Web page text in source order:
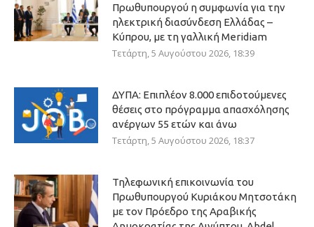
Πρωθυπουργού η συμφωνία για την
ηλεκτρική διασύνδεση Ελλάδας –
Κύπρου, με τη γαλλική Meridiam
Τετάρτη, 5 Αυγούστου 2026, 18:39
ΔΥΠΑ: Επιπλέον 8.000 επιδοτούμενες
θέσεις στο πρόγραμμα απασχόλησης
ανέργων 55 ετών και άνω
Τετάρτη, 5 Αυγούστου 2026, 18:37
Τηλεφωνική επικοινωνία του
Πρωθυπουργού Κυριάκου Μητσοτάκη
με τον Πρόεδρο της Αραβικής